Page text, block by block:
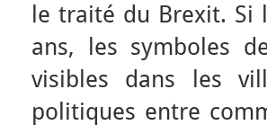
le traité du Brexit. Si
ans, les symboles
visibles dans les
politiques entre